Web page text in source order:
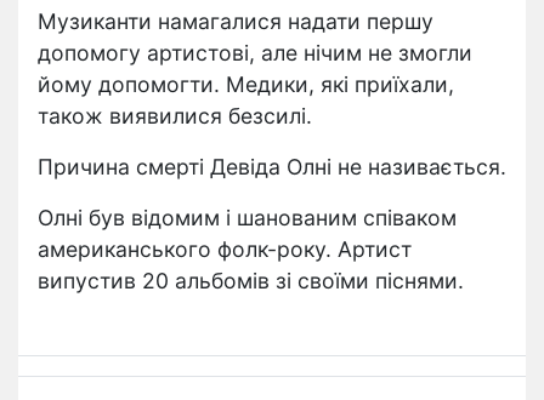
Музиканти намагалися надати першу
допомогу артистові, але нічим не змогли
йому допомогти. Медики, які приїхали,
також виявилися безсилі.
Причина смерті Девіда Олні не називається.
Олні був відомим і шанованим співаком
американського фолк-року. Артист
випустив 20 альбомів зі своїми піснями.